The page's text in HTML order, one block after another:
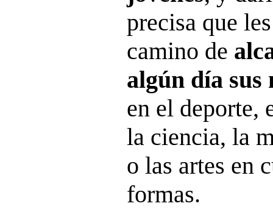
precisa que
camino de
algún día sus
en el deporte,
la ciencia, la
o las artes en
formas.